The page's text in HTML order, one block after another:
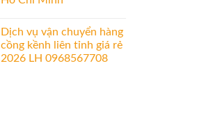
Dịch vụ vận chuyển hàng
cồng kềnh liên tỉnh giá rẻ
2026 LH 0968567708